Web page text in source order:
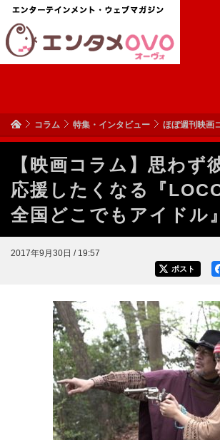
コラム 特集・インタビュー ほぼ週刊映画
【映画コラム】思わず
応援したくなる『
全国どこでもアイドル』
2017年9月30日 / 19:57
ポスト